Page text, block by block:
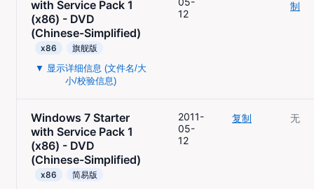
with Service Pack 1
(x86) - DVD
(Chinese-Simplified)
x86
旗舰版
▼ 显示详细信息 (文件名/大
小/校验信息)
12
制
Windows 7 Starter
with Service Pack 1
(x86) - DVD
(Chinese-Simplified)
x86
简易版
2011-
05-
12
复制 无